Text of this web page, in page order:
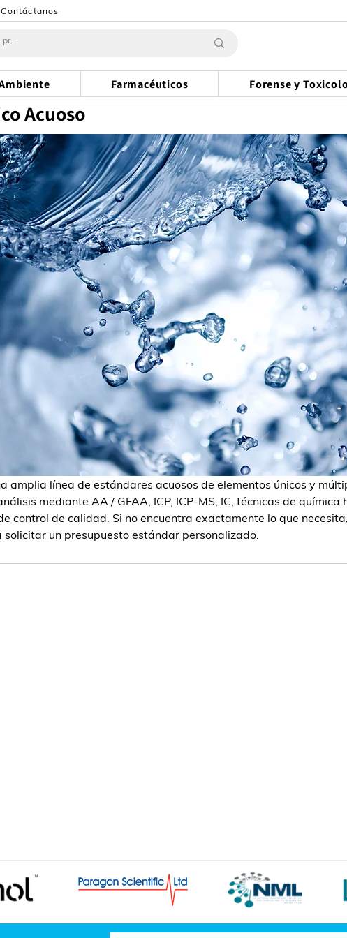
Contáctanos
Farmacéuticos Forense y
Acuoso
amplia línea de estándares acuosos de elementos únicos y
mediante AA / GFAA, ICP, ICP-MS, IC, técnicas de química
control de calidad. Si no encuentra exactamente lo que
solicitar un presupuesto estándar personalizado.